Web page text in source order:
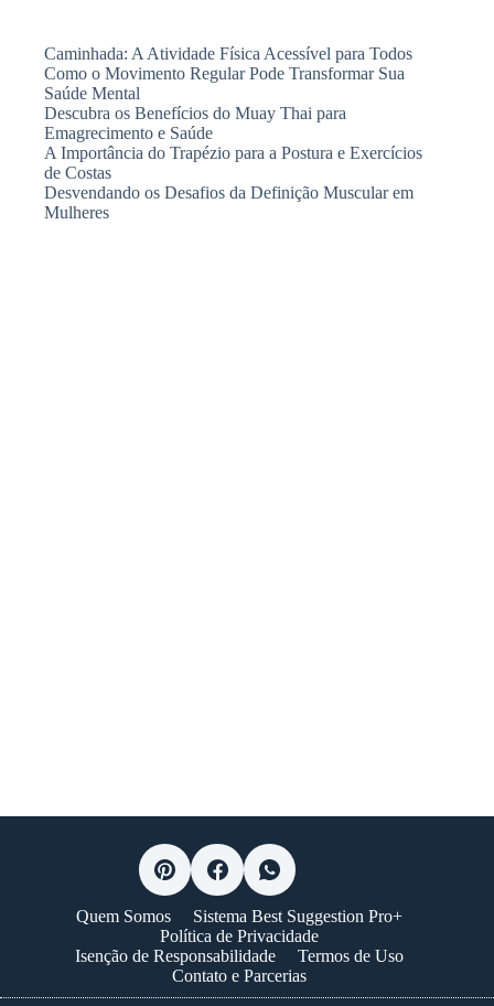
Caminhada: A Atividade Física Acessível para Todos
Como o Movimento Regular Pode Transformar Sua
Saúde Mental
Descubra os Benefícios do Muay Thai para
Emagrecimento e Saúde
A Importância do Trapézio para a Postura e Exercícios
de Costas
Desvendando os Desafios da Definição Muscular em
Mulheres
Quem Somos
Sistema Best Suggestion Pro+
Política de Privacidade
Isenção de Responsabilidade
Termos de Uso
Contato e Parcerias